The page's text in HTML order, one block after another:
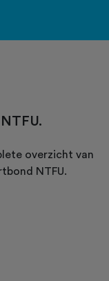
overzicht van
NTFU.